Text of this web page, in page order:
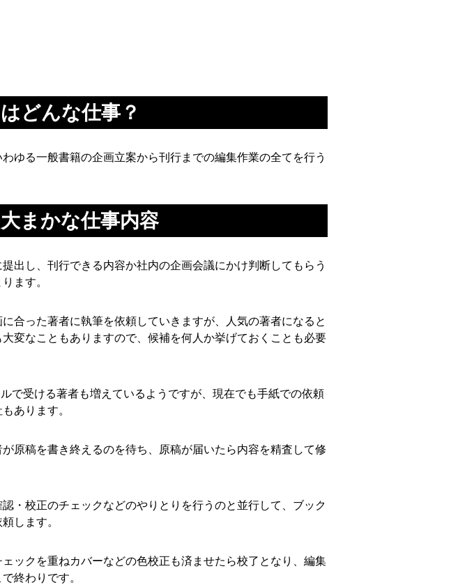
どんな仕事？
ゆる一般書籍の企画立案から刊行までの編集作業の全てを行う
まかな仕事内容
出し、刊行できる内容か社内の企画会議にかけ判断してもらう
ます。
合った著者に執筆を依頼していきますが、人気の著者になると
変なこともありますので、候補を何人か挙げておくことも必要
で受ける著者も増えているようですが、現在でも手紙での依頼
あります。
原稿を書き終えるのを待ち、原稿が届いたら内容を精査して修
・校正のチェックなどのやりとりを行うのと並行して、ブック
します。
ックを重ねカバーなどの色校正も済ませたら校了となり、編集
終わりです。